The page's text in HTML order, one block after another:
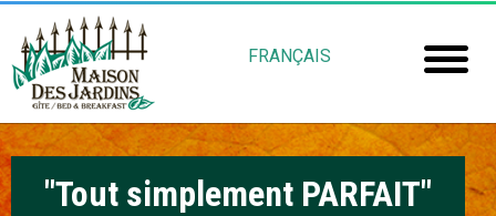
Skip
main
content
M
a
i
s
FRANÇAIS
"Tout simplement PARFAIT"